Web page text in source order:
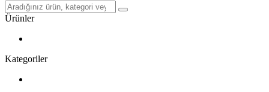
Ürünler
Kategoriler